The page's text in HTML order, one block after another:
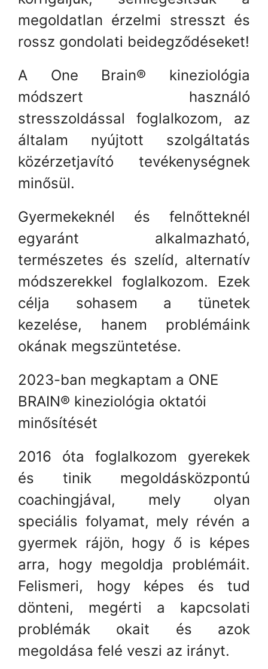
megoldatlan érzelmi stresszt és
rossz gondolati beidegződéseket!
A One Brain® kineziológia
módszert használó
stresszoldással foglalkozom, az
általam nyújtott szolgáltatás
közérzetjavító tevékenységnek
minősül.
Gyermekeknél és felnőtteknél
egyaránt alkalmazható,
természetes és szelíd, alternatív
módszerekkel foglalkozom. Ezek
célja sohasem a tünetek
kezelése, hanem problémáink
okának megszüntetése.
2023-ban megkaptam a ONE
BRAIN® kineziológia oktatói
minősítését
2016 óta foglalkozom gyerekek
és tinik megoldásközpontú
coachingjával, mely olyan
speciális folyamat, mely révén a
gyermek rájön, hogy ő is képes
arra, hogy megoldja problémáit.
Felismeri, hogy képes és tud
dönteni, megérti a kapcsolati
problémák okait és azok
megoldása felé veszi az irányt.